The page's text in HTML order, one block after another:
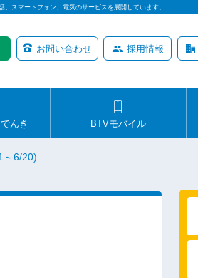
スマートフォン、電気のサービスを展開しています。
お問い合わせ 採用情報
んき BTVモバイル
～6/20)